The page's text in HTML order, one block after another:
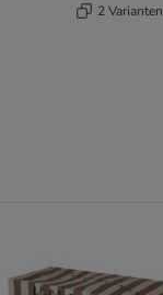
2 Varianten